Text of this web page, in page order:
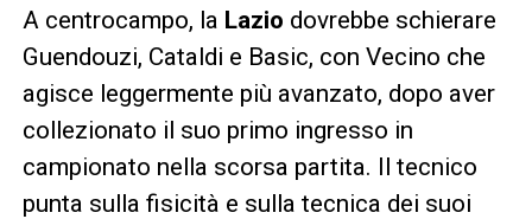
A centrocampo, la Lazio dovrebbe schierare
Guendouzi, Cataldi e Basic, con Vecino che
agisce leggermente più avanzato, dopo aver
collezionato il suo primo ingresso in
campionato nella scorsa partita. Il tecnico
punta sulla fisicità e sulla tecnica dei suoi